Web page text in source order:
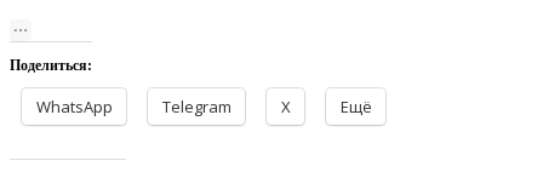
Поделиться:
WhatsApp Telegram X Ещё